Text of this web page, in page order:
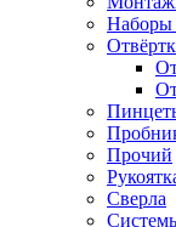
Наборы
Прочий
Сверла